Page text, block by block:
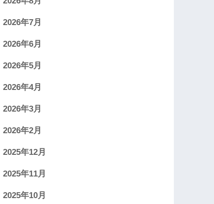
2026年7月
2026年6月
2026年5月
2026年4月
2026年3月
2026年2月
2025年12月
2025年11月
2025年10月